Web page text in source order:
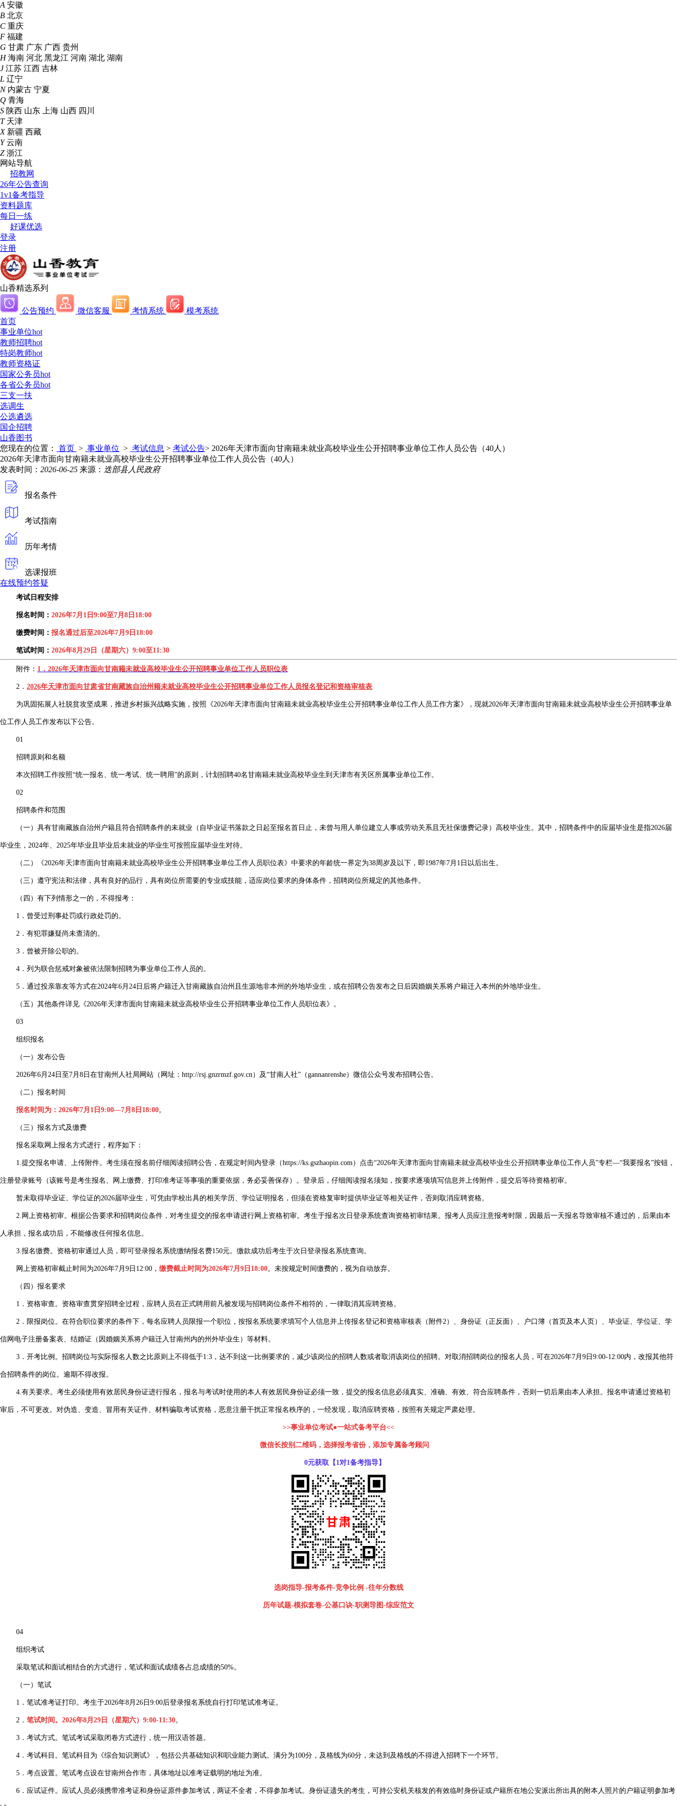
A 安徽
B 北京
C 重庆
F 福建
G 甘肃 广东 广西 贵州
H 海南 河北 黑龙江 河南 湖北 湖南
J 江苏 江西 吉林
L 辽宁
N 内蒙古 宁夏
Q 青海
S 陕西 山东 上海 山西 四川
T 天津
X 新疆 西藏
Y 云南
Z 浙江
网站导航
招教网
26年公告查询
1v1备考指导
资料题库
每日一练
好课优选
登录
注册
山香精选系列
公告预约 微信客服 考情系统
模考系统
首页
事业单位hot
教师招聘hot
特岗教师hot
教师资格证
国家公务员hot
各省公务员hot
三支一扶
选调生
公选遴选
国企招聘
山香图书
您现在的位置：
首页 > 事业单位 > 考试信息 > 考试公告> 2026年天津市面向甘南籍未就业高校毕业生公开招聘事业单位工作人员公告（40人）
2026年天津市面向甘南籍未就业高校毕业生公开招聘事业单位工作人员公告（40人）
发表时间： 2026-06-25 来源： 迭部县人民政府
报名条件
考试指南
历年考情
选课报班
在线预约答疑
考试日程安排
报名时间： 2026年7月1日9:00至7月8日18:00
缴费时间： 报名通过后至2026年7月9日18:00
笔试时间： 2026年8月29日（星期六）9:00至11:30
附件： 1．2026年天津市面向甘南籍未就业高校毕业生公开招聘事业单位工作人员职位表
2． 2026年天津市面向甘肃省甘南藏族自治州籍未就业高校毕业生公开招聘事业单位工作人员报名登记和资格审核表
为巩固拓展人社脱贫攻坚成果，推进乡村振兴战略实施，按照《2026年天津市面向甘南籍未就业高校毕业生公开招聘事业单位工作人员工作方案》，现就2026年天津市面向甘南籍未就业高校毕业生公开招聘事业单
位工作人员工作发布以下公告。
01
招聘原则和名额
本次招聘工作按照“统一报名、统一考试、统一聘用”的原则，计划招聘40名甘南籍未就业高校毕业生到天津市有关区所属事业单位工作。
02
招聘条件和范围
（一）具有甘南藏族自治州户籍且符合招聘条件的未就业（自毕业证书落款之日起至报名首日止，未曾与用人单位建立人事或劳动关系且无社保缴费记录）高校毕业生。其中，招聘条件中的应届毕业生是指2026届
毕业生，2024年、2025年毕业且毕业后未就业的毕业生可按照应届毕业生对待。
（二）《2026年天津市面向甘南籍未就业高校毕业生公开招聘事业单位工作人员职位表》中要求的年龄统一界定为38周岁及以下，即1987年7月1日以后出生。
（三）遵守宪法和法律，具有良好的品行，具有岗位所需要的专业或技能，适应岗位要求的身体条件，招聘岗位所规定的其他条件。
（四）有下列情形之一的，不得报考：
1．曾受过刑事处罚或行政处罚的。
2．有犯罪嫌疑尚未查清的。
3．曾被开除公职的。
4．列为联合惩戒对象被依法限制招聘为事业单位工作人员的。
5．通过投亲靠友等方式在2024年6月24日后将户籍迁入甘南藏族自治州且生源地非本州的外地毕业生，或在招聘公告发布之日后因婚姻关系将户籍迁入本州的外地毕业生。
（五）其他条件详见《2026年天津市面向甘南籍未就业高校毕业生公开招聘事业单位工作人员职位表》。
03
组织报名
（一）发布公告
2026年6月24日至7月8日在甘南州人社局网站（网址：http://rsj.gnzrmzf.gov.cn）及“甘南人社”（gannanrenshe）微信公众号发布招聘公告。
（二）报名时间
报名时间为：2026年7月1日9:00—7月8日18:00。
（三）报名方式及缴费
报名采取网上报名方式进行，程序如下：
1.提交报名申请、上传附件。考生须在报名前仔细阅读招聘公告，在规定时间内登录（https://ks.gszhaopin.com）点击“2026年天津市面向甘南籍未就业高校毕业生公开招聘事业单位工作人员”专栏—“我要报名”按钮，
注册登录账号（该账号是考生报名、网上缴费、打印准考证等事项的重要依据，务必妥善保存）。登录后，仔细阅读报名须知，按要求逐项填写信息并上传附件，提交后等待资格初审。
暂未取得毕业证、学位证的2026届毕业生，可凭由学校出具的相关学历、学位证明报名，但须在资格复审时提供毕业证等相关证件，否则取消应聘资格。
2.网上资格初审。根据公告要求和招聘岗位条件，对考生提交的报名申请进行网上资格初审。考生于报名次日登录系统查询资格初审结果。报考人员应注意报考时限，因最后一天报名导致审核不通过的，后果由本
人承担，报名成功后，不能修改任何报名信息。
3.报名缴费。资格初审通过人员，即可登录报名系统缴纳报名费150元。缴款成功后考生于次日登录报名系统查询。
网上资格初审截止时间为2026年7月9日12:00， 缴费截止时间为2026年7月9日18:00。未按规定时间缴费的，视为自动放弃。
（四）报名要求
1．资格审查。资格审查贯穿招聘全过程，应聘人员在正式聘用前凡被发现与招聘岗位条件不相符的，一律取消其应聘资格。
2．限报岗位。在符合职位要求的条件下，每名应聘人员限报一个职位，按报名系统要求填写个人信息并上传报名登记和资格审核表（附件2）、身份证（正反面）、户口簿（首页及本人页）、毕业证、学位证、学
信网电子注册备案表、结婚证（因婚姻关系将户籍迁入甘南州内的州外毕业生）等材料。
3．开考比例。招聘岗位与实际报名人数之比原则上不得低于1:3，达不到这一比例要求的，减少该岗位的招聘人数或者取消该岗位的招聘。对取消招聘岗位的报名人员，可在2026年7月9日9:00-12:00内，改报其他符
合招聘条件的岗位。逾期不得改报。
4.有关要求。考生必须使用有效居民身份证进行报名，报名与考试时使用的本人有效居民身份证必须一致，提交的报名信息必须真实、准确、有效、符合应聘条件，否则一切后果由本人承担。报名申请通过资格初
审后，不可更改。对伪造、变造、冒用有关证件、材料骗取考试资格，恶意注册干扰正常报名秩序的，一经发现，取消应聘资格，按照有关规定严肃处理。
>>事业单位考试●一站式备考平台<<
微信长按别二维码，选择报考省份，添加专属备考顾问
0元获取【1对1备考指导】
选岗指导-报考条件-竞争比例 -往年分数线
历年试题-模拟套卷-公基口诀-职测导图-综应范文
04
组织考试
采取笔试和面试相结合的方式进行，笔试和面试成绩各占总成绩的50%。
（一）笔试
1．笔试准考证打印。考生于2026年8月26日9:00后登录报名系统自行打印笔试准考证。
2． 笔试时间。2026年8月29日（星期六）9:00-11:30。
3．考试方式。笔试考试采取闭卷方式进行，统一用汉语答题。
4．考试科目。笔试科目为《综合知识测试》，包括公共基础知识和职业能力测试。满分为100分，及格线为60分，未达到及格线的不得进入招聘下一个环节。
5．考点设置。笔试考点设在甘南州合作市，具体地址以准考证载明的地址为准。
6．应试证件。应试人员必须携带准考证和身份证原件参加考试，两证不全者，不得参加考试。身份证遗失的考生，可持公安机关核发的有效临时身份证或户籍所在地公安派出所出具的附本人照片的户籍证明参加考